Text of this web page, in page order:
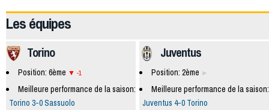
Les équipes
Juventus
Position: 2ème
Meilleure performance de la saison:
Juventus 4-0 Torino
Torino
Position: 6ème -1
Meilleure performance de la saison:
Torino 3-0 Sassuolo